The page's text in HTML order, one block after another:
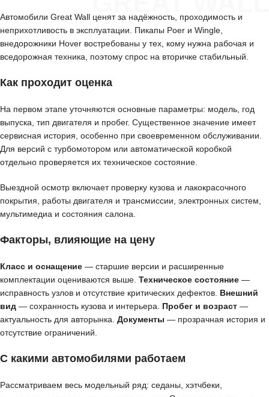
Автомобили Great Wall ценят за надёжность, проходимость и
неприхотливость в эксплуатации. Пикапы Poer и Wingle,
внедорожники Hover востребованы у тех, кому нужна рабочая и
вседорожная техника, поэтому спрос на вторичке стабильный.
Как проходит оценка
На первом этапе уточняются основные параметры: модель, год
выпуска, тип двигателя и пробег. Существенное значение имеет
сервисная история, особенно при своевременном обслуживании.
Для версий с турбомотором или автоматической коробкой
отдельно проверяется их техническое состояние.
Выездной осмотр включает проверку кузова и лакокрасочного
покрытия, работы двигателя и трансмиссии, электронных систем,
мультимедиа и состояния салона.
Факторы, влияющие на цену
Класс и оснащение — старшие версии и расширенные
комплектации оцениваются выше. Техническое состояние —
исправность узлов и отсутствие критических дефектов. Внешний
вид — сохранность кузова и интерьера. Пробег и возраст —
актуальность для авторынка. Документы — прозрачная история и
отсутствие ограничений.
С какими автомобилями работаем
Рассматриваем весь модельный ряд: седаны, хэтчбеки,